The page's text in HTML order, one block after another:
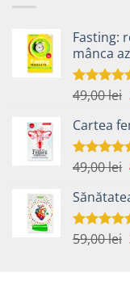
Fasting:
mânca
Evaluat la
49,00lei
Cartea
Evaluat la
49,00lei
Evaluat la
59,00lei